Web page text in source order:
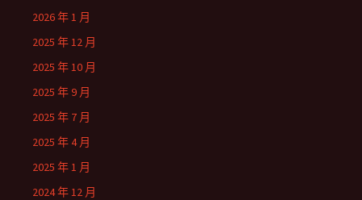
2026 年 1 月
2025 年 12 月
2025 年 10 月
2025 年 9 月
2025 年 7 月
2025 年 4 月
2025 年 1 月
2024 年 12 月